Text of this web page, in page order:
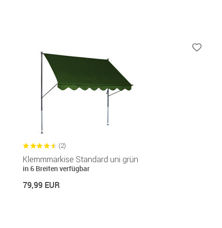
(2)
Klemmmarkise Standard uni grün
in 6 Breiten verfügbar
79,99 EUR